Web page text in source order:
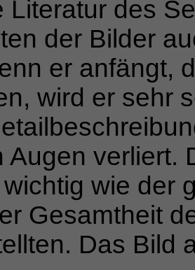
Literatur des
der Bilder
er anfängt,
wird er sehr
Augen verliert.
wie der
Gesamtheit
Das Bild